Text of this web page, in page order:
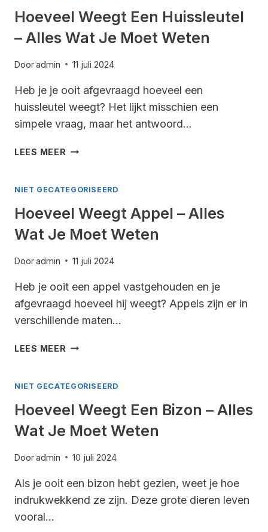
ALLES
WAT
MOET
Hoeveel Weegt Een Huissleutel
– Alles Wat Je Moet Weten
Dooradmin 11 juli 2024
Heb je je ooit afgevraagd hoeveel een
huissleutel weegt? Het lijkt misschien een
simpele vraag, maar het antwoord…
LEES MEER HOEVEEL
HUISSLEUTEL
ALLES
WAT
MOET
NIET GECATEGORISEERD
Hoeveel Weegt Appel – Alles
Wat Je Moet Weten
Dooradmin 11 juli 2024
Heb je ooit een appel vastgehouden en je
afgevraagd hoeveel hij weegt? Appels zijn er in
verschillende maten…
LEES MEER HOEVEEL
–
WAT
JE
WETEN
NIET GECATEGORISEERD
Hoeveel Weegt Een Bizon – Alles
Wat Je Moet Weten
Dooradmin 10 juli 2024
Als je ooit een bizon hebt gezien, weet je hoe
indrukwekkend ze zijn. Deze grote dieren leven
vooral…